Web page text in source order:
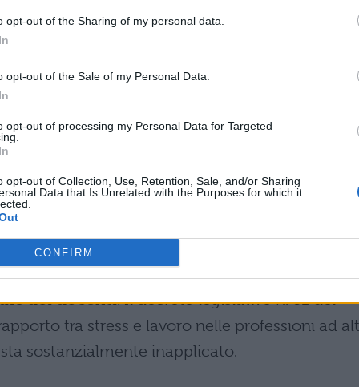
opt-out of the Sharing of my personal data.
opt-out of the Sale of my Personal Data.
opt-out of processing my Personal Data for Targeted
opt-out of Collection, Use, Retention, Sale, and/or Sharing
Data that Is Unrelated with the Purposes for which it
CONFIRM
Questa percentuale supera di
patologie vocali, tradizionalmente
più comune tra i docenti.
quindi come un mestiere particolarmente
da un carico emotivo significativo
con studenti, genitori e colleghi, oltre alle
e burocratiche.
di supporto
presenta gravi lacune nel monitoraggio e
dei docenti. Il decreto legislativo n. 81 del
tra stress e lavoro nelle professioni ad
sostanzialmente inapplicato.